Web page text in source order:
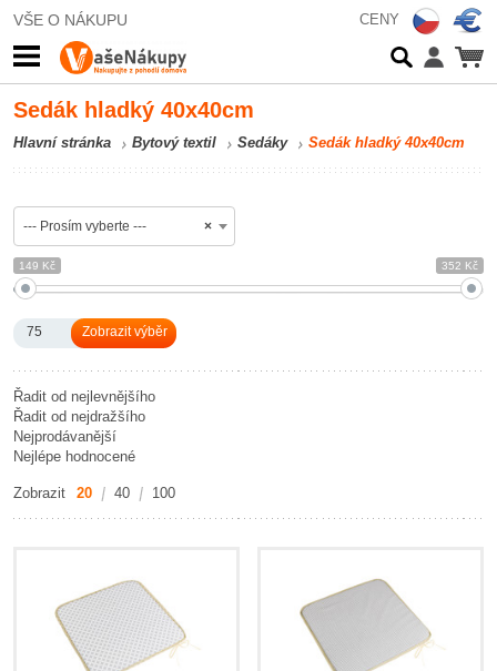
VŠE O NÁKUPU CENY
Sedák hladký 40x40cm
Hlavní stránka Bytový textil Sedáky Sedák hladký 40x40cm
×
--- Prosím vyberte ---
149 Kč 352 Kč
75
Řadit od nejlevnějšího
Řadit od nejdražšího
Nejprodávanější
Nejlépe hodnocené
Zobrazit 20 40 100